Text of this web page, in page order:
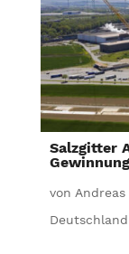
Salzgitter
Gewinnung
von Andreas
Deutschland